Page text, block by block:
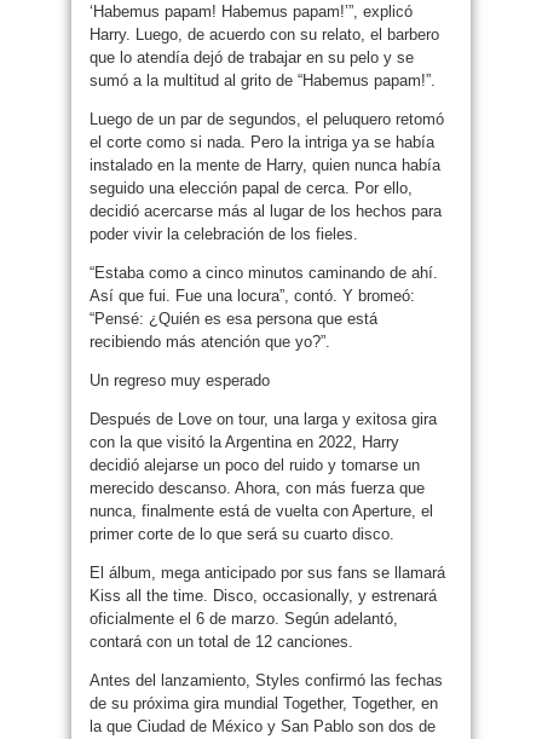
‘Habemus papam! Habemus papam!’”, explicó
Harry. Luego, de acuerdo con su relato, el barbero
que lo atendía dejó de trabajar en su pelo y se
sumó a la multitud al grito de “Habemus papam!”.
Luego de un par de segundos, el peluquero retomó
el corte como si nada. Pero la intriga ya se había
instalado en la mente de Harry, quien nunca había
seguido una elección papal de cerca. Por ello,
decidió acercarse más al lugar de los hechos para
poder vivir la celebración de los fieles.
“Estaba como a cinco minutos caminando de ahí.
Así que fui. Fue una locura”, contó. Y bromeó:
“Pensé: ¿Quién es esa persona que está
recibiendo más atención que yo?”.
Un regreso muy esperado
Después de Love on tour, una larga y exitosa gira
con la que visitó la Argentina en 2022, Harry
decidió alejarse un poco del ruido y tomarse un
merecido descanso. Ahora, con más fuerza que
nunca, finalmente está de vuelta con Aperture, el
primer corte de lo que será su cuarto disco.
El álbum, mega anticipado por sus fans se llamará
Kiss all the time. Disco, occasionally, y estrenará
oficialmente el 6 de marzo. Según adelantó,
contará con un total de 12 canciones.
Antes del lanzamiento, Styles confirmó las fechas
de su próxima gira mundial Together, Together, en
la que Ciudad de México y San Pablo son dos de